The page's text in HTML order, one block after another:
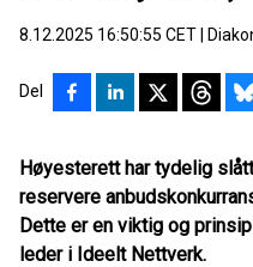
8.12.2025 16:50:55 CET
Del
Høyesterett har tydelig
reservere
Dette er en viktig og
leder i Ideelt Nettverk.